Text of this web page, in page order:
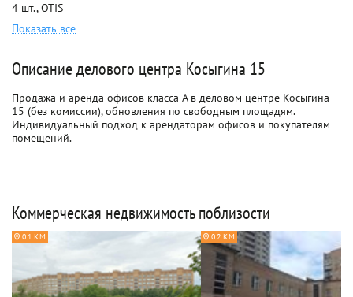
4 шт., OTIS
Показать все
Описание делового центра Косыгина 15
Продажа и аренда офисов класса A в деловом центре Косыгина
15 (без комиссии), обновления по свободным площадям.
Индивидуальный подход к арендаторам офисов и покупателям
помещений.
Коммерческая недвижимость поблизости
0.1 КМ 0.2 КМ